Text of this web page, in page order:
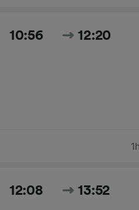
10:56 12:20
12:08 13:52